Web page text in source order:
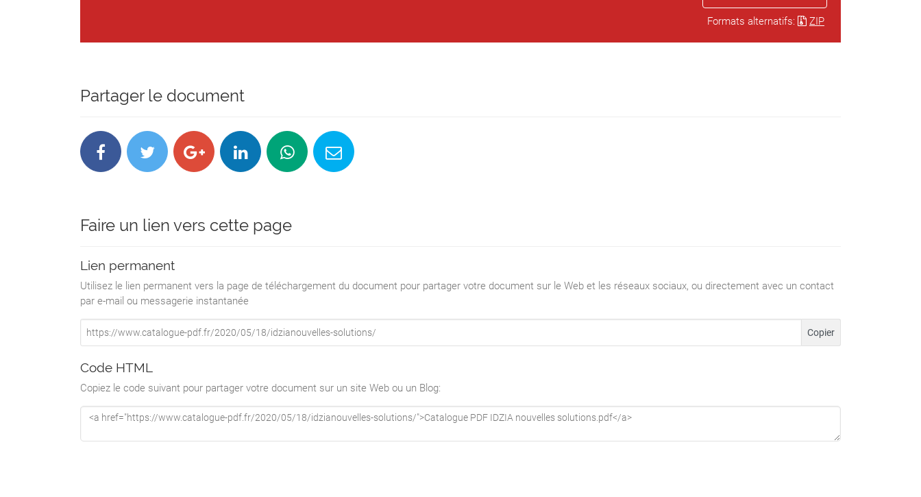
p. 15
DÉSINFECTION
p. 17
p. 29
Solutions webcam
Solutions visioconférence
Solutions interactive
Distributeurs automatique de gel hydroalcoolique
Écrans de protection en plexiglass
Formats alternatifs: ZIP
Partager le document
Faire un lien vers cette page
Lien permanent
Utilisez le lien permanent vers la page de téléchargement du document pour partager votre document sur le Web et les réseaux sociaux, ou directement avec un contact
par e-mail ou messagerie instantanée
Copier
Code HTML
Copiez le code suivant pour partager votre document sur un site Web ou un Blog: